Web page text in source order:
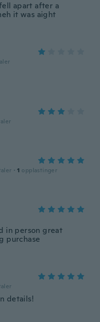
apart after a
it was aight
· 1 opplastinger
in person great
purchase
details!